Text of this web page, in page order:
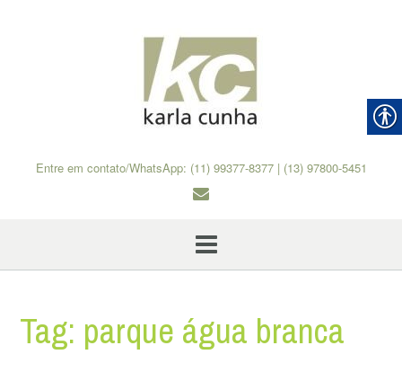
Entre em contato/WhatsApp: (11) 99377-8377 | (13) 97800-5451
Tag: parque água branca